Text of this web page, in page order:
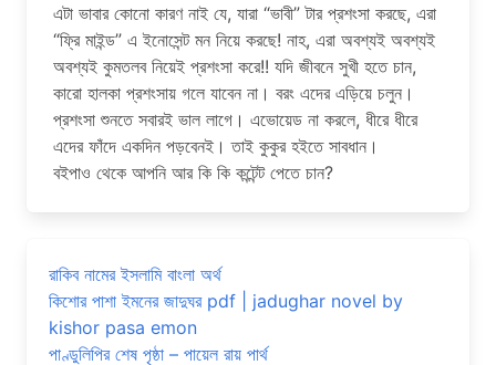
এটা ভাবার কোনো কারণ নাই যে, যারা “ভাবী” টার প্রশংসা করছে, এরা
“ফ্রি মাইন্ড” এ ইনোসেন্ট মন নিয়ে করছে! নাহ, এরা অবশ্যই অবশ্যই
অবশ্যই কুমতলব নিয়েই প্রশংসা করে!! যদি জীবনে সুখী হতে চান,
কারো হালকা প্রশংসায় গলে যাবেন না। বরং এদের এড়িয়ে চলুন।
প্রশংসা শুনতে সবারই ভাল লাগে। এভোয়েড না করলে, ধীরে ধীরে
এদের ফাঁদে একদিন পড়বেনই। তাই কুকুর হইতে সাবধান।
বইপাও থেকে আপনি আর কি কি কন্টেন্ট পেতে চান?
রাকিব নামের ইসলামি বাংলা অর্থ
কিশোর পাশা ইমনের জাদুঘর pdf | jadughar novel by
kishor pasa emon
পাণ্ডুলিপির শেষ পৃষ্ঠা – পায়েল রায় পার্থ